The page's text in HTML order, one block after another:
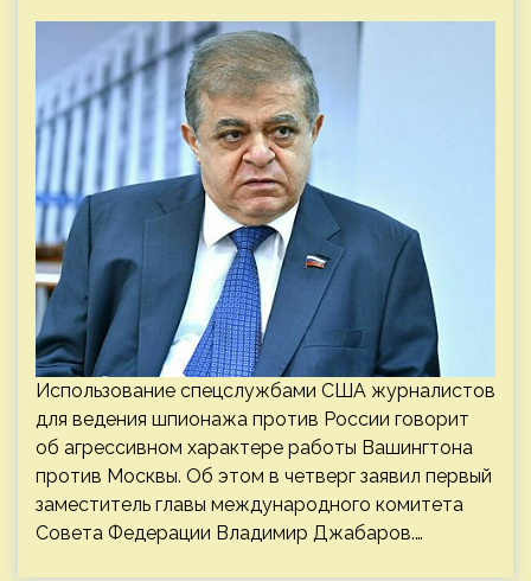
Использование спецслужбами США журналистов
для ведения шпионажа против России говорит
об агрессивном характере работы Вашингтона
против Москвы. Об этом в четверг заявил первый
заместитель главы международного комитета
Совета Федерации Владимир Джабаров.…